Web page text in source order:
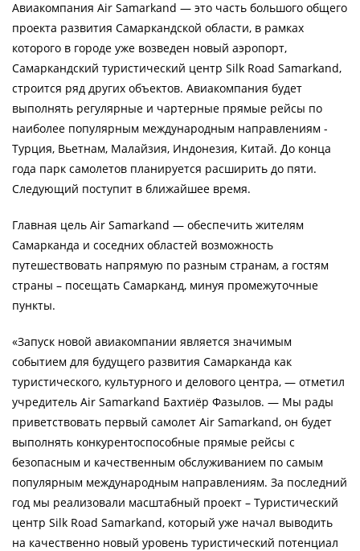
Авиакомпания Air Samarkand — это часть большого общего
проекта развития Самаркандской области, в рамках
которого в городе уже возведен новый аэропорт,
Самаркандский туристический центр Silk Road Samarkand,
строится ряд других объектов. Авиакомпания будет
выполнять регулярные и чартерные прямые рейсы по
наиболее популярным международным направлениям -
Турция, Вьетнам, Малайзия, Индонезия, Китай. До конца
года парк самолетов планируется расширить до пяти.
Следующий поступит в ближайшее время.
Главная цель Air Samarkand — обеспечить жителям
Самарканда и соседних областей возможность
путешествовать напрямую по разным странам, а гостям
страны – посещать Самарканд, минуя промежуточные
пункты.
«Запуск новой авиакомпании является значимым
событием для будущего развития Самарканда как
туристического, культурного и делового центра, — отметил
учредитель Air Samarkand Бахтиёр Фазылов. — Мы рады
приветствовать первый самолет Air Samarkand, он будет
выполнять конкурентоспособные прямые рейсы с
безопасным и качественным обслуживанием по самым
популярным международным направлениям. За последний
год мы реализовали масштабный проект – Туристический
центр Silk Road Samarkand, который уже начал выводить
на качественно новый уровень туристический потенциал